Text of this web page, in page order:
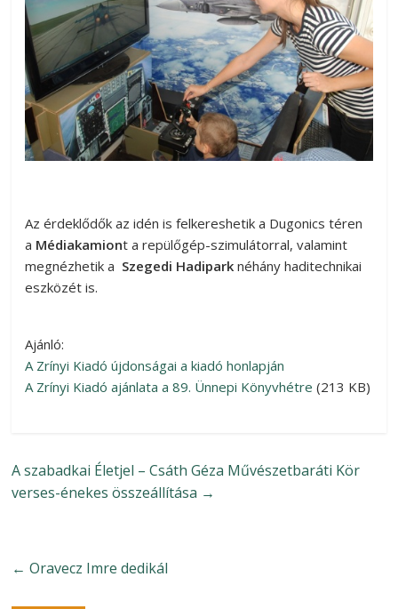
Az érdeklődők az idén is felkereshetik a Dugonics téren
a Médiakamiont a repülőgép-szimulátorral, valamint
megnézhetik a Szegedi Hadipark néhány haditechnikai
eszközét is.
Ajánló:
A Zrínyi Kiadó újdonságai a kiadó honlapján
A Zrínyi Kiadó ajánlata a 89. Ünnepi Könyvhétre (213 KB)
A szabadkai Életjel – Csáth Géza Művészetbaráti Kör
verses-énekes összeállítása →
← Oravecz Imre dedikál